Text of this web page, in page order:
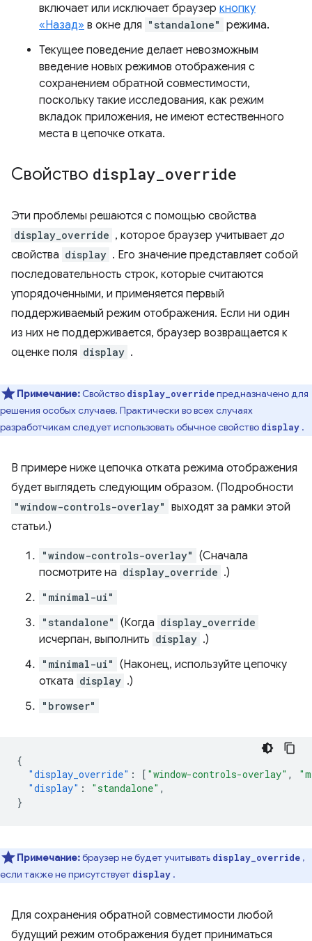
включает или исключает браузер кнопку
«Назад» в окне для "standalone" режима.
Текущее поведение делает невозможным
введение новых режимов отображения с
сохранением обратной совместимости,
поскольку такие исследования, как режим
вкладок приложения, не имеют естественного
места в цепочке отката.
Свойство display override
Эти проблемы решаются с помощью свойства
display_override , которое браузер учитывает до
свойства display . Его значение представляет собой
последовательность строк, которые считаются
упорядоченными, и применяется первый
поддерживаемый режим отображения. Если ни один
из них не поддерживается, браузер возвращается к
оценке поля display .
Примечание: Свойство display_overrideпредназначено для
решения особых случаев. Практически во всех случаях
разработчикам следует использовать обычное свойство display .
В примере ниже цепочка отката режима отображения
будет выглядеть следующим образом. (Подробности
"window-controls-overlay" выходят за рамки этой
статьи.)
"window-controls-overlay" (Сначала
посмотрите на display_override .)
"minimal-ui"
"standalone" (Когда display_override
исчерпан, выполнить display .)
"minimal-ui" (Наконец, используйте цепочку
отката display .)
"browser"
{
"display_override" : [ "window-controls-overlay" ,
"display" : "standalone" ,
}
Примечание:браузер не будет учитывать display_override ,
если также не присутствует display .
Для сохранения обратной совместимости любой
будущий режим отображения будет приниматься